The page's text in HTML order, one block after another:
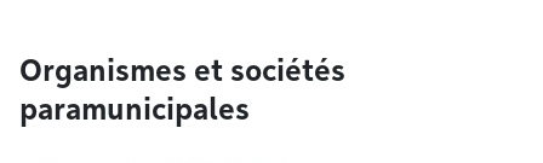
Organismes et sociétés
paramunicipales